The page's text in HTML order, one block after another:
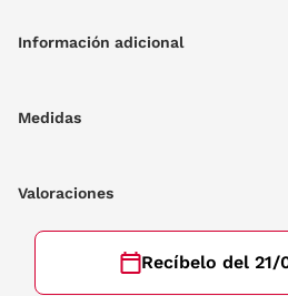
Información adicional
Medidas
Valoraciones
Recíbelo del 21/